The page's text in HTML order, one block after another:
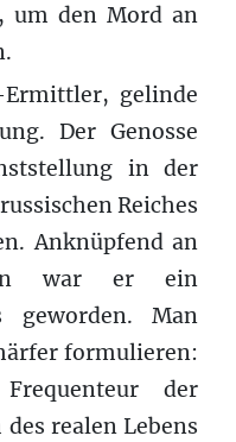
um den Mord an
gelinde
Der Genosse
in der
Reiches
Anknüpfend an
war er ein
geworden. Man
formulieren:
der
realen Lebens